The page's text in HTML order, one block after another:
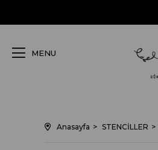
MENU
Anasayfa STENCİLLER